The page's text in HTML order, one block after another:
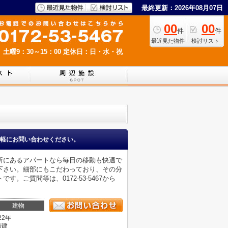
最終更新：2026年08月07日
00件
最近見た物件
00件
検討リスト
曜9：30～15：00 定休日：日・水・祝
にお問い合わせください。
あるアパートなら毎日の移動も快適で
い。細部にもこだわっており、その分
す。ご質問等は、0172-53-5467から
建物
年
建